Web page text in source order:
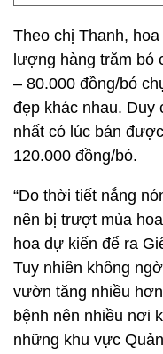
Theo chị Thanh,
lượng hàng trăm bó
– 80.000 đồng/bó
đẹp khác nhau. Duy
nhất có lúc bán
120.000 đồng/bó.
“Do thời tiết nắng
nên bị trượt mùa
hoa dự kiến để ra
Tuy nhiên không
vườn tăng nhiều
bệnh nên nhiều nơi
những khu vực